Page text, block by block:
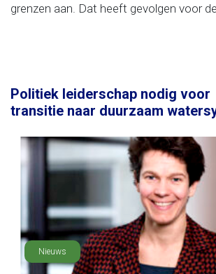
grenzen aan. Dat heeft gevolgen voor
Politiek leiderschap nodig voor
transitie naar duurzaam
Nieuws